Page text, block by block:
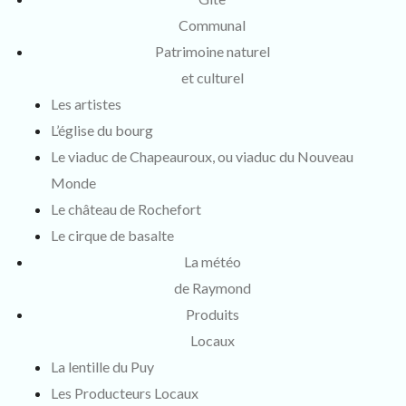
Communal
Patrimoine naturel
et culturel
Les artistes
L’église du bourg
Le viaduc de Chapeauroux, ou viaduc du Nouveau
Monde
Le château de Rochefort
Le cirque de basalte
La météo
de Raymond
Produits
Locaux
La lentille du Puy
Les Producteurs Locaux